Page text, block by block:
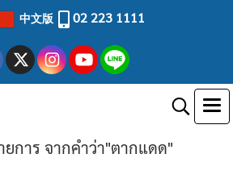
中文版 02 223 1111
การ จากคำว่า"ตากแดด"